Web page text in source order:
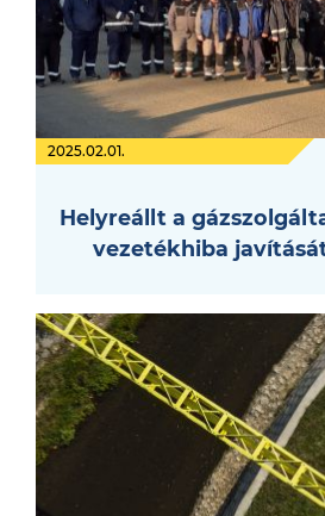
2025.02.01.
Helyreállt a
vezetékhiba